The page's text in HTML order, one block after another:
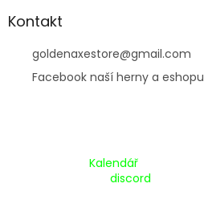
Kontakt
goldenaxestore@gmail.com
Facebook naší herny a eshopu
Kalendář
discord